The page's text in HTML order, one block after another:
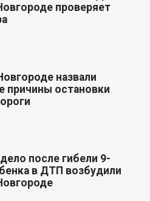
проверяет
назвали
причины остановки
после гибели 9-
в ДТП возбудили